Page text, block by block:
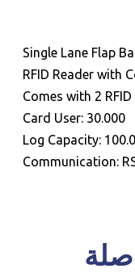
Single Lane Flap
RFID Reader with
Comes with 2
Card User: 30.000
Log Capacity:
Communication: